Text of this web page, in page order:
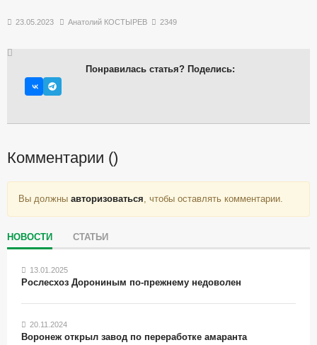
23.05.2023 Анатолий КОСТЫРЕВ 2349
Понравилась статья? Поделись:
Комментарии ()
Вы должны авторизоваться , чтобы оставлять комментарии.
НОВОСТИ СТАТЬИ
13.01.2025
Рослесхоз Дорониным по-прежнему недоволен
20.11.2024
Воронеж открыл завод по переработке амаранта